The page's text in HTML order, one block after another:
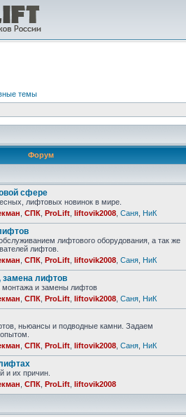
темы
Форум
сфере
лифтовых новинок в мире.
СПК ProLift liftovik2008 Саня НиК
лифтового оборудования, а так же
лифтов.
СПК ProLift liftovik2008 Саня НиК
замена лифтов
монтажа и замены лифтов
СПК ProLift liftovik2008 Саня НиК
ньюансы и подводные камни. Задаем
СПК ProLift liftovik2008 Саня НиК
и их причин.
СПК ProLift liftovik2008